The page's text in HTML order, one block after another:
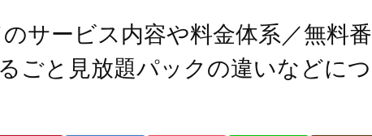
サービス内容や料金体系／無料番
ごと見放題パックの違いなどにつ